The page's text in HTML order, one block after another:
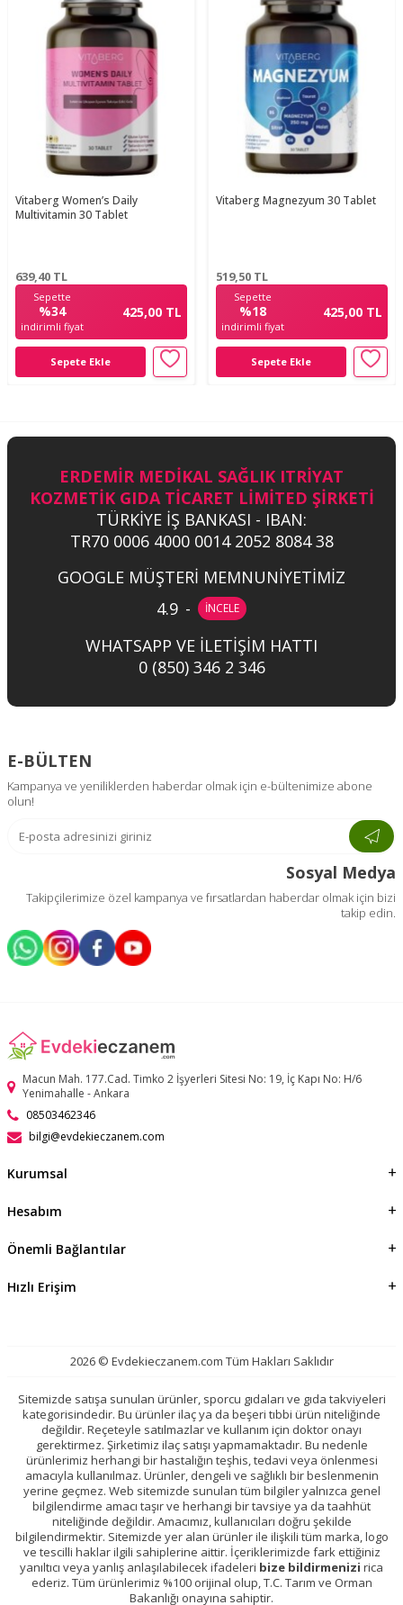
Vitaberg Women’s Daily
Multivitamin 30 Tablet
639,40 TL
Sepette
%34
indirimli fiyat
425,00 TL
Sepete Ekle
Vitaberg Magnezyum 30 Tablet
519,50 TL
Sepette
%18
indirimli fiyat
425,00 TL
Sepete Ekle
ERDEMİR MEDİKAL SAĞLIK ITRİYAT
KOZMETİK GIDA TİCARET LİMİTED ŞİRKETİ
TÜRKİYE İŞ BANKASI - IBAN:
TR70 0006 4000 0014 2052 8084 38
GOOGLE MÜŞTERİ MEMNUNİYETİMİZ
4.9 - İNCELE
WHATSAPP VE İLETİŞİM HATTI
0 (850) 346 2 346
E-BÜLTEN
Kampanya ve yeniliklerden haberdar olmak için e-bültenimize abone
olun!
Sosyal Medya
Takipçilerimize özel kampanya ve fırsatlardan haberdar olmak için bizi
takip edin.
Macun Mah. 177.Cad. Timko 2 İşyerleri Sitesi No: 19, İç Kapı No: H/6
Yenimahalle - Ankara
08503462346
bilgi@evdekieczanem.com
Kurumsal
Hesabım
Önemli Bağlantılar
Hızlı Erişim
2026 © Evdekieczanem.com Tüm Hakları Saklıdır
Sitemizde satışa sunulan ürünler, sporcu gıdaları ve gıda takviyeleri
kategorisindedir. Bu ürünler ilaç ya da beşeri tıbbi ürün niteliğinde
değildir. Reçeteyle satılmazlar ve kullanım için doktor onayı
gerektirmez. Şirketimiz ilaç satışı yapmamaktadır. Bu nedenle
ürünlerimiz herhangi bir hastalığın teşhis, tedavi veya önlenmesi
amacıyla kullanılmaz. Ürünler, dengeli ve sağlıklı bir beslenmenin
yerine geçmez. Web sitemizde sunulan tüm bilgiler yalnızca genel
bilgilendirme amacı taşır ve herhangi bir tavsiye ya da taahhüt
niteliğinde değildir. Amacımız, kullanıcıları doğru şekilde
bilgilendirmektir. Sitemizde yer alan ürünler ile ilişkili tüm marka, logo
ve tescilli haklar ilgili sahiplerine aittir. İçeriklerimizde fark ettiğiniz
yanıltıcı veya yanlış anlaşılabilecek ifadeleri bize bildirmenizi rica
ederiz. Tüm ürünlerimiz %100 orijinal olup, T.C. Tarım ve Orman
Bakanlığı onayına sahiptir.